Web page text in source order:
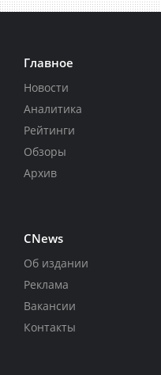
Главное
Новости
Аналитика
Рейтинги
Обзоры
Архив
CNews
Об издании
Реклама
Вакансии
Контакты